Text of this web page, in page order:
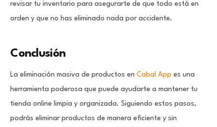
revisar tu inventario para asegurarte de que todo está en
orden y que no has eliminado nada por accidente.
Conclusión
La eliminación masiva de productos enCabal App es una
herramienta poderosa que puede ayudarte a mantener tu
tienda online limpia y organizada. Siguiendo estos pasos,
podrás eliminar productos de manera eficiente y sin